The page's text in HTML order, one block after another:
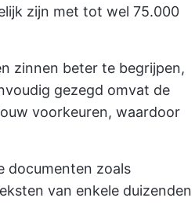
zijn met tot wel 75.000
zinnen beter te begrijpen,
gezegd omvat de
voorkeuren, waardoor
documenten zoals
van enkele duizenden